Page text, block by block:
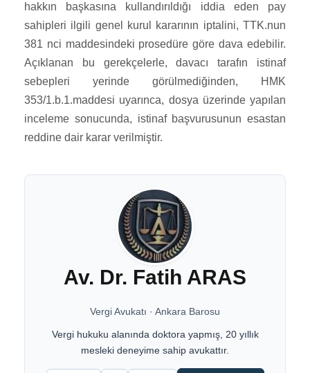
hakkın başkasına kullandırıldığı iddia eden pay
sahipleri ilgili genel kurul kararının iptalini, TTK.nun
381 nci maddesindeki prosedüre göre dava edebilir.
Açıklanan bu gerekçelerle, davacı tarafın istinaf
sebepleri yerinde görülmediğinden, HMK
353/1.b.1.maddesi uyarınca, dosya üzerinde yapılan
inceleme sonucunda, istinaf başvurusunun esastan
reddine dair karar verilmiştir.
Av. Dr. Fatih ARAS
Vergi Avukatı · Ankara Barosu
Vergi hukuku alanında doktora yapmış, 20 yıllık
mesleki deneyime sahip avukattır.